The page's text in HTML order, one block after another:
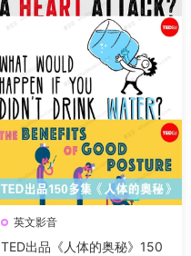
英文影音
TED出品《人体的奥秘》150